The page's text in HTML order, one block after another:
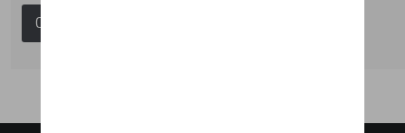
Catalogue Porsche